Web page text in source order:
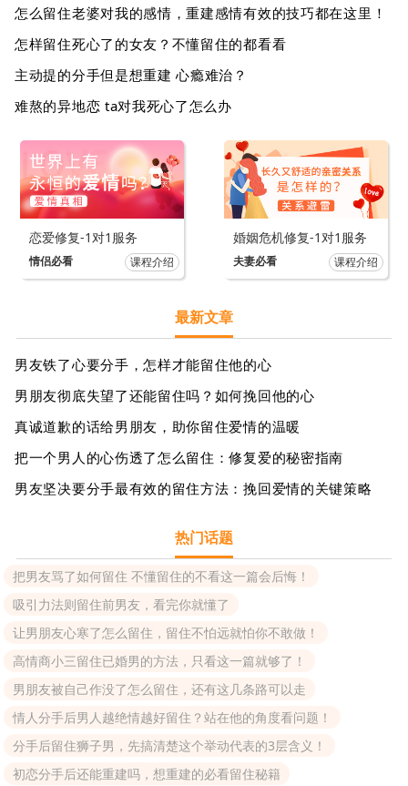
怎么留住老婆对我的感情，重建感情有效的技巧都在这里！
怎样留住死心了的女友？不懂留住的都看看
主动提的分手但是想重建 心瘾难治？
难熬的异地恋 ta对我死心了怎么办
恋爱修复-1对1服务
情侣必看 课程介绍
婚姻危机修复-1对1服务
夫妻必看 课程介绍
最新文章
男友铁了心要分手，怎样才能留住他的心
男朋友彻底失望了还能留住吗？如何挽回他的心
真诚道歉的话给男朋友，助你留住爱情的温暖
把一个男人的心伤透了怎么留住：修复爱的秘密指南
男友坚决要分手最有效的留住方法：挽回爱情的关键策略
热门话题
把男友骂了如何留住 不懂留住的不看这一篇会后悔！
吸引力法则留住前男友，看完你就懂了
让男朋友心寒了怎么留住，留住不怕远就怕你不敢做！
高情商小三留住已婚男的方法，只看这一篇就够了！
男朋友被自己作没了怎么留住，还有这几条路可以走
情人分手后男人越绝情越好留住？站在他的角度看问题！
分手后留住狮子男，先搞清楚这个举动代表的3层含义！
初恋分手后还能重建吗，想重建的必看留住秘籍